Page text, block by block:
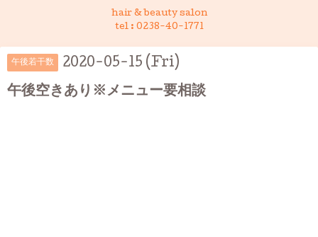
hair & beauty salon
tel : 0238-40-1771
午後若干数 2020-05-15 (Fri)
午後空きあり※メニュー要相談